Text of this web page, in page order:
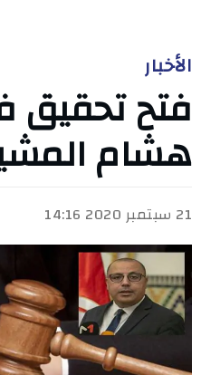
الأخبار
فتح
هشام
21 سبتمبر 2020 14:16